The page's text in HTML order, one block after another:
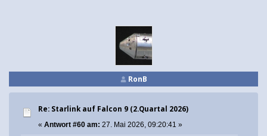
RonB
Re: Starlink auf Falcon 9 (2.Quartal 2026)
« Antwort #60 am: 27. Mai 2026, 09:20:41 »